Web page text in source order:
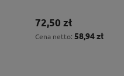
72,50 zł
Cena netto:58,94 zł